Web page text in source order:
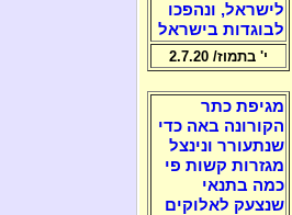
לישראל, ונהפכו
לבוגדות בישראל
י' בתמוז/ 2.7.20
מגיפת כתר
הקורונה באה כדי
שנתעורר ונינצל
מגזרות קשות פי
כמה בתנאי
שנצעק לאלוקים